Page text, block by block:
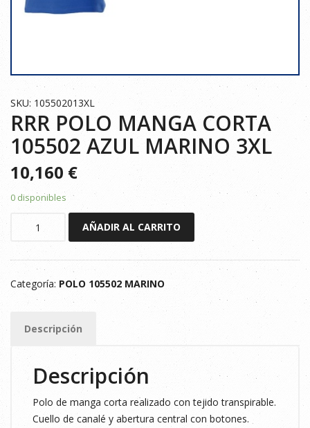
SKU: 105502013XL
RRR POLO MANGA CORTA
105502 AZUL MARINO 3XL
10,160 €
0 disponibles
MANGA
CORTA
105502
AZUL
3XL
AÑADIR AL CARRITO
Categoría: POLO 105502 MARINO
Descripción
Descripción
Polo de manga corta realizado con tejido transpirable.
Cuello de canalé y abertura central con botones.